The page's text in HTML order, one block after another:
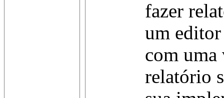
fazer
um
com uma
relatório